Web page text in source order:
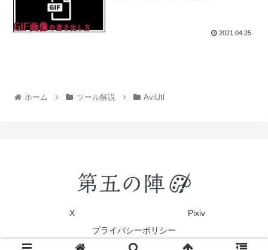
2021.04.25
ホーム ツール解説 AviUtl
X
Pixiv
プライバシーポリシー